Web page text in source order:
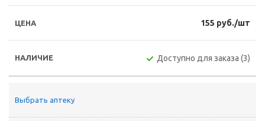
155 руб./шт
Доступно для заказа (3)
Выбрать аптеку